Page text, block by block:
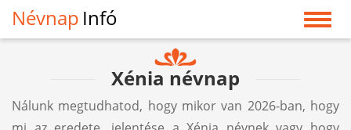
Névnap Infó
Xénia névnap
Nálunk megtudhatod, hogy mikor van 2026-ban, hogy